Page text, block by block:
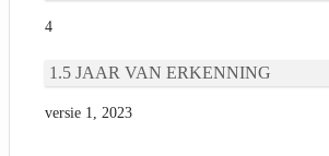
4
JAAR VAN ERKENNING
versie 1, 2023